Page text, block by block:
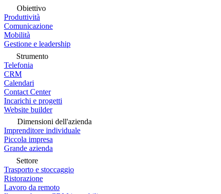
Obiettivo
Produttività
Comunicazione
Mobilità
Gestione e leadership
Strumento
Telefonia
CRM
Calendari
Contact Center
Incarichi e progetti
Website builder
Dimensioni dell'azienda
Imprenditore individuale
Piccola impresa
Grande azienda
Settore
Trasporto e stoccaggio
Ristorazione
Lavoro da remoto